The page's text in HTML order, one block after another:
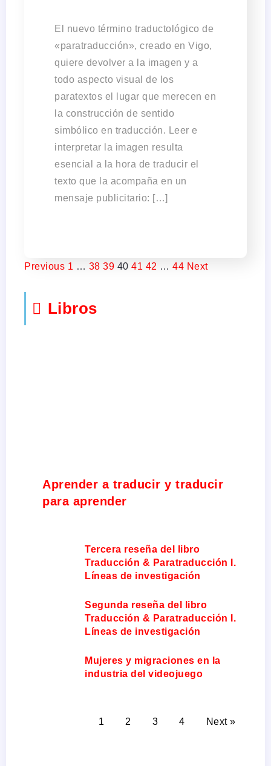
El nuevo término traductológico de
«paratraducción», creado en Vigo,
quiere devolver a la imagen y a
todo aspecto visual de los
paratextos el lugar que merecen en
la construcción de sentido
simbólico en traducción. Leer e
interpretar la imagen resulta
esencial a la hora de traducir el
texto que la acompaña en un
mensaje publicitario: […]
Previous 1 … 38 39 40 41 42 … 44 Next
Libros
Aprender a traducir y traducir
para aprender
Tercera reseña del libro
Traducción & Paratraducción I.
Líneas de investigación
Segunda reseña del libro
Traducción & Paratraducción I.
Líneas de investigación
Mujeres y migraciones en la
industria del videojuego
1 2 3 4 Next »